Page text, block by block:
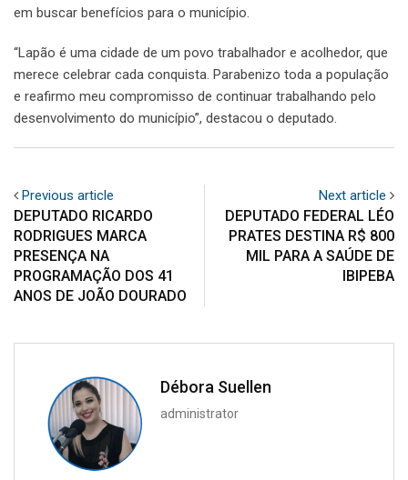
em buscar benefícios para o município.
“Lapão é uma cidade de um povo trabalhador e acolhedor, que
merece celebrar cada conquista. Parabenizo toda a população
e reafirmo meu compromisso de continuar trabalhando pelo
desenvolvimento do município”, destacou o deputado.
Previous article
DEPUTADO RICARDO
RODRIGUES MARCA
PRESENÇA NA
PROGRAMAÇÃO DOS 41
ANOS DE JOÃO DOURADO
Next article
DEPUTADO FEDERAL LÉO
PRATES DESTINA R$ 800
MIL PARA A SAÚDE DE
IBIPEBA
Débora Suellen
administrator